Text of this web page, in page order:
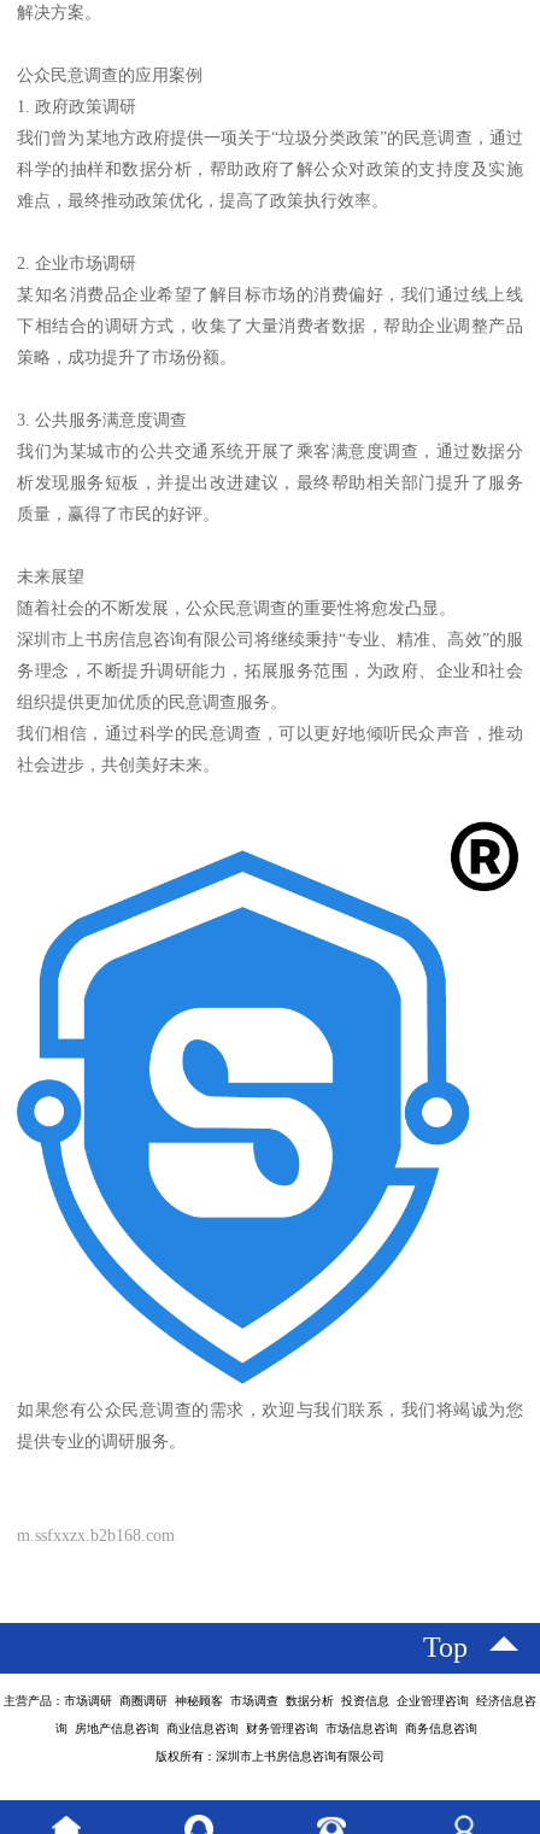
解决方案。
公众民意调查的应用案例
1. 政府政策调研
我们曾为某地方政府提供一项关于“垃圾分类政策”的民意调查，通过
科学的抽样和数据分析，帮助政府了解公众对政策的支持度及实施
难点，最终推动政策优化，提高了政策执行效率。
2. 企业市场调研
某知名消费品企业希望了解目标市场的消费偏好，我们通过线上线
下相结合的调研方式，收集了大量消费者数据，帮助企业调整产品
策略，成功提升了市场份额。
3. 公共服务满意度调查
我们为某城市的公共交通系统开展了乘客满意度调查，通过数据分
析发现服务短板，并提出改进建议，最终帮助相关部门提升了服务
质量，赢得了市民的好评。
未来展望
随着社会的不断发展，公众民意调查的重要性将愈发凸显。
深圳市上书房信息咨询有限公司将继续秉持“专业、精准、高效”的服
务理念，不断提升调研能力，拓展服务范围，为政府、企业和社会
组织提供更加优质的民意调查服务。
我们相信，通过科学的民意调查，可以更好地倾听民众声音，推动
社会进步，共创美好未来。
如果您有公众民意调查的需求，欢迎与我们联系，我们将竭诚为您
提供专业的调研服务。
m.ssfxxzx.b2b168.com
Top
主营产品：市场调研 商圈调研 神秘顾客 市场调查 数据分析 投资信息 企业管理咨询 经济信息咨
询 房地产信息咨询 商业信息咨询 财务管理咨询 市场信息咨询 商务信息咨询
版权所有：深圳市上书房信息咨询有限公司